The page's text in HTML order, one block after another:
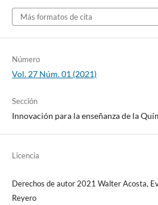
Más formatos de cita
Número
Vol. 27 Núm. 01 (2021)
Sección
Innovación para la enseñanza de la
Licencia
Derechos de autor 2021 Walter Acosta,
Reyero